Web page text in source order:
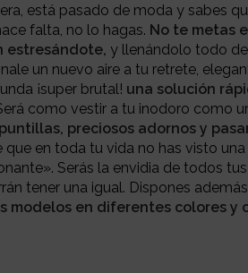
está pasado de moda y sabes
falta, no lo hagas. No te metas
estresándote, y llenándolo todo
un nuevo aire a tu retrete,
¡super brutal! una solución
como vestir a tu inodoro como
preciosos adornos y
que en toda tu vida no has visto
Serás la envidia de todos
tener una igual. Dispones
modelos en diferentes colores y